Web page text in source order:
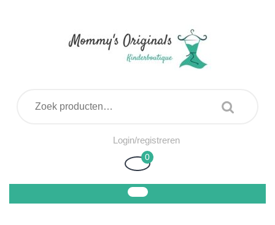
Login/registrerenLogin/registreren
Winkelwagen
0